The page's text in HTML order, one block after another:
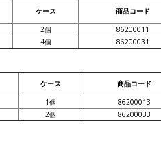
ケース
商品コード
2個
86200011
4個 86200031
ケース
商品コード
1個
86200013
2個 86200033